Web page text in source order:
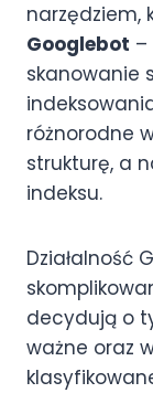
narzędziem,
Googlebot –
skanowanie
różnorodne
strukturę, a
indeksu.
Działalność
decydują o
ważne oraz